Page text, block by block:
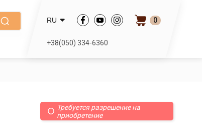
RU 0
+38(050) 334-6360
Требуется разрешение на
приобретение